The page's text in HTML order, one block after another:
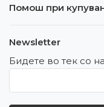
Помош при
Newsletter
Бидете во тек со